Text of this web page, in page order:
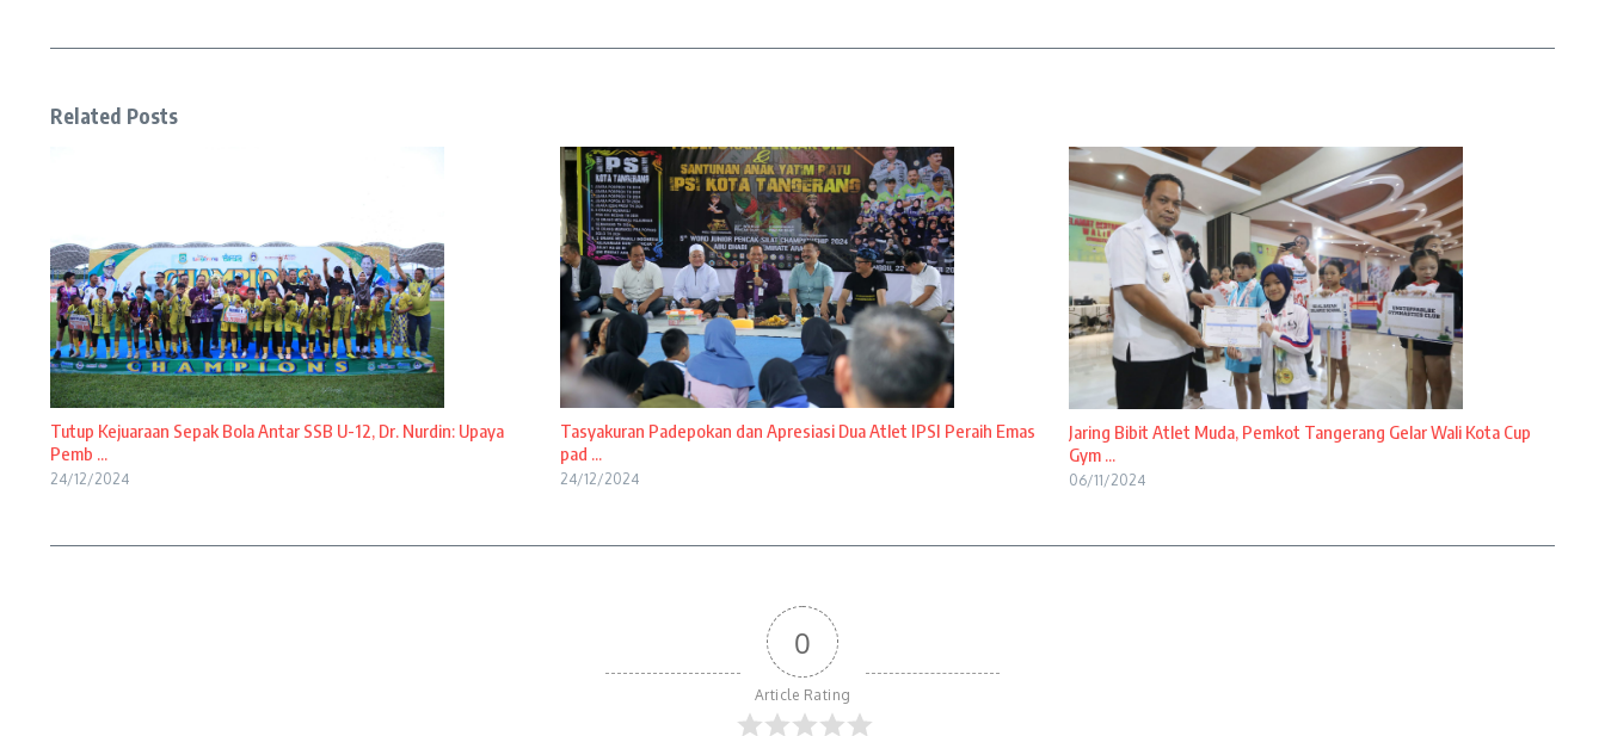
Related Posts
Tutup Kejuaraan Sepak Bola Antar SSB U-12, Dr. Nurdin: Upaya
Pemb ...
24/12/2024
Tasyakuran Padepokan dan Apresiasi Dua Atlet IPSI Peraih Emas
pad ...
24/12/2024
Jaring Bibit Atlet Muda, Pemkot Tangerang Gelar Wali Kota Cup
Gym ...
06/11/2024
0
Article Rating